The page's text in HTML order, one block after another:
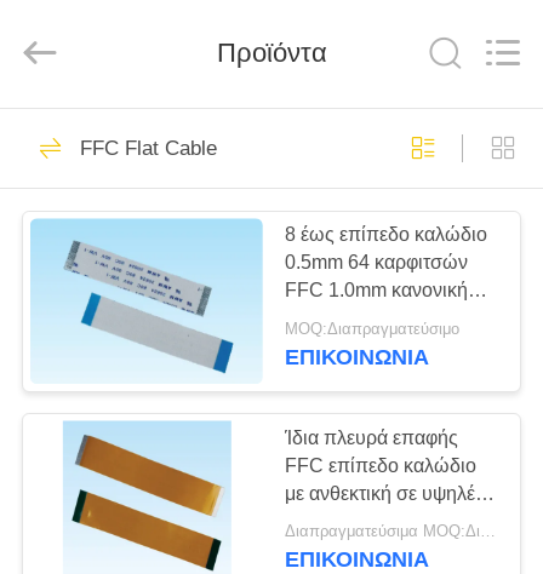
ΣΠΊΤΙ
ΠΡΟΪΌΝΤΑ
ΠΕΡΊΠΟΥ
ΕΜΕΊΣ
ΓΎΡΟΣ
ΕΡΓΟΣΤΑΣΊΩΝ
ΠΟΙΟΤΙΚΌΣ
ΈΛΕΓΧΟΣ
Rights
Reserved.
ECER
fpc συνδετήρας
καλωδίων
πίνακας για να
επιβιβαστεί στο
συνδετήρα
85
Προϊόντα
FFC Flat Cable
8 έως επίπεδο καλώδιο
0.5mm 64 καρφιτσών
FFC 1.0mm κανονική
ίδια δευτερεύουσα
επαφή πισσών
MOQ:Διαπραγματεύσιμο
ΕΠΙΚΟΙΝΩΝΙΑ
Ίδια πλευρά επαφής
FFC επίπεδο καλώδιο
με ανθεκτική σε υψηλές
θερμοκρασίες ταινία
Διαπραγματεύσιμα MOQ:Διαπραγματεύσιμα
ΕΠΙΚΟΙΝΩΝΙΑ